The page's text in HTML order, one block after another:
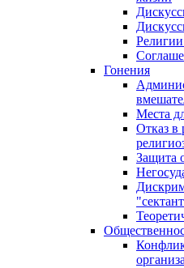
Гонения
Места
Отказ в
Защита